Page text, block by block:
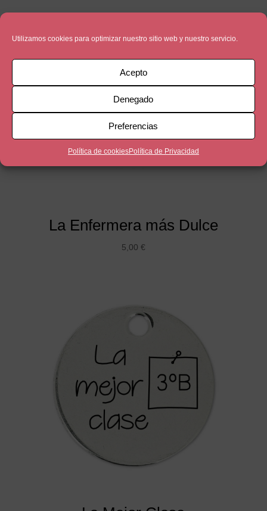
Utilizamos cookies para optimizar nuestro sitio web y nuestro servicio.
Acepto
Denegado
Preferencias
Política de cookiesPolítica de Privacidad
La Enfermera más Dulce
5,00 €